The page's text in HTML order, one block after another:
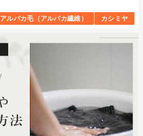
アルパカ毛（アルパカ繊維） カシミヤ